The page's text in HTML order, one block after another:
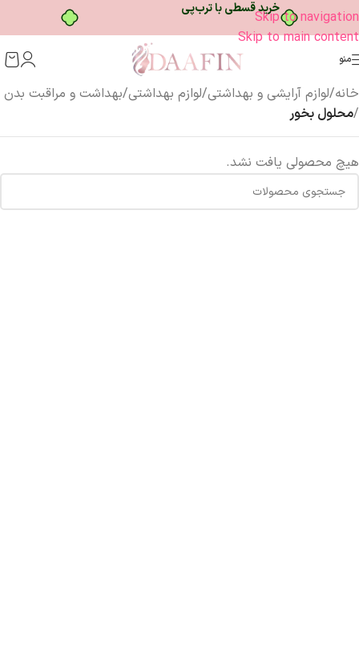
خرید قسطی با ترب‌پیSkip to navigation
Skip to main content
منو
خانه/لوازم آرایشی و بهداشتی/لوازم بهداشتی/بهداشت و مراقبت بدن
/محلول بخور
هیچ محصولی یافت نشد.